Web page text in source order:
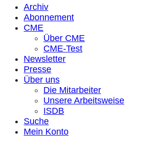
Archiv
Abonnement
CME
Über CME
CME-Test
Newsletter
Presse
Über uns
Die Mitarbeiter
Unsere Arbeitsweise
ISDB
Suche
Mein Konto